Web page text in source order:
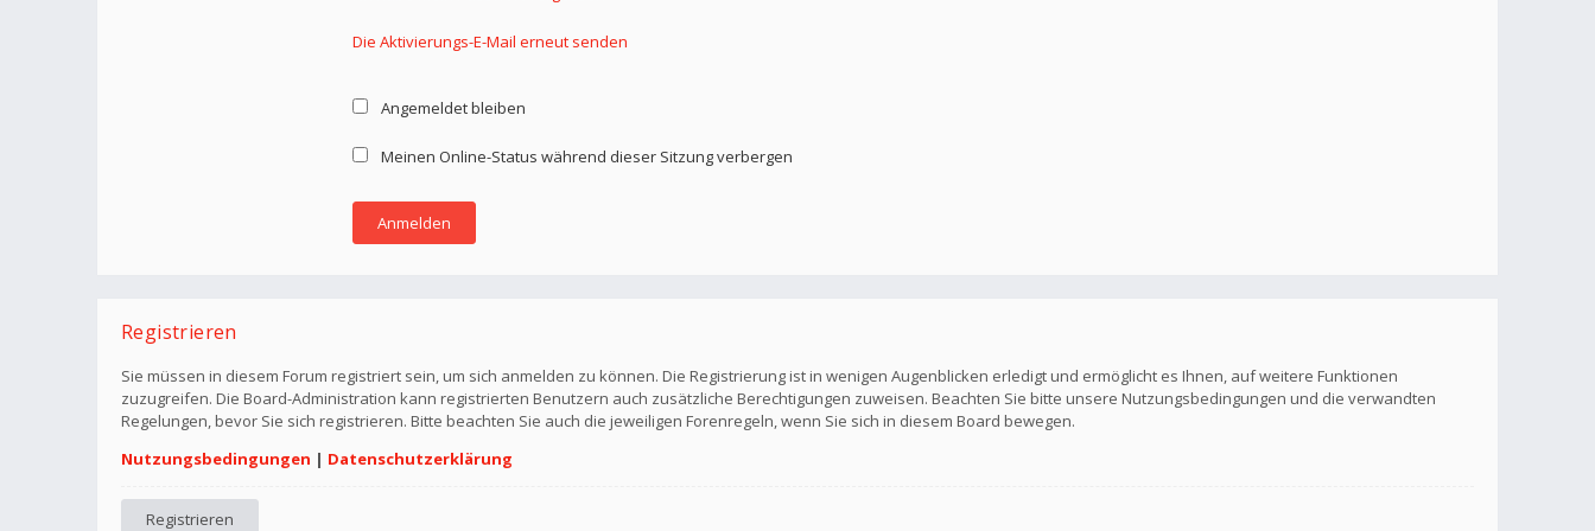
Die Aktivierungs-E-Mail erneut senden
Angemeldet bleiben
Meinen Online-Status während dieser Sitzung verbergen
Registrieren
Sie müssen in diesem Forum registriert sein, um sich anmelden zu können. Die Registrierung ist in wenigen Augenblicken erledigt und ermöglicht es Ihnen, auf weitere Funktionen
zuzugreifen. Die Board-Administration kann registrierten Benutzern auch zusätzliche Berechtigungen zuweisen. Beachten Sie bitte unsere Nutzungsbedingungen und die verwandten
Regelungen, bevor Sie sich registrieren. Bitte beachten Sie auch die jeweiligen Forenregeln, wenn Sie sich in diesem Board bewegen.
Nutzungsbedingungen | Datenschutzerklärung
Registrieren